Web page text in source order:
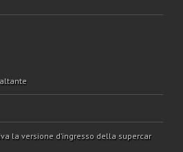
la versione d’ingresso della supercar